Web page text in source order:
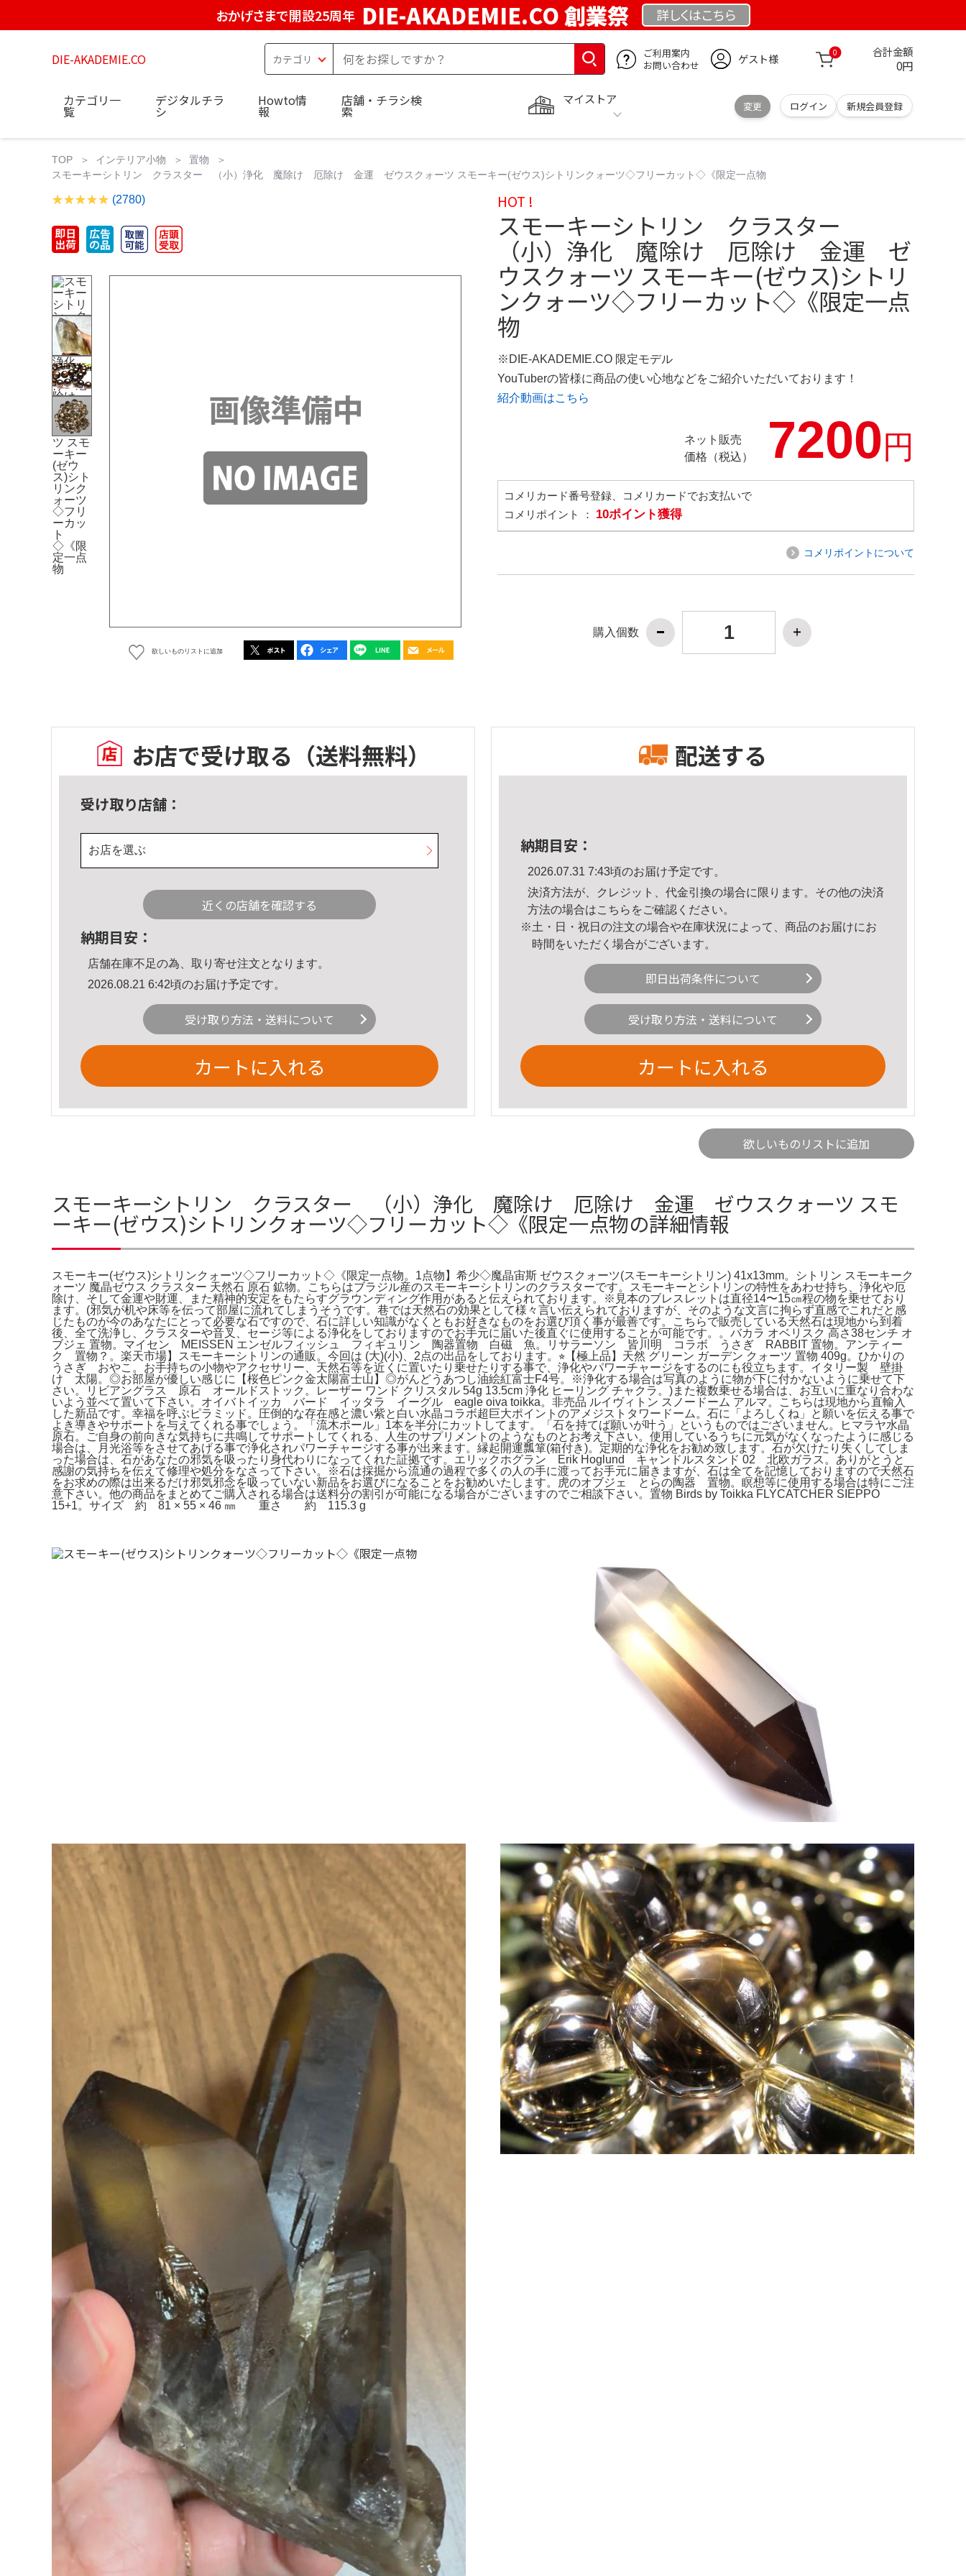
おかげさまで開設25周年 DIE-AKADEMIE.CO 創業祭 詳しくはこちら
DIE-AKADEMIE.CO
ご利用案内
お問い合わせ
ゲスト様 0 合計金額
0円
マイストア
変更 ログイン 新規会員登録
カテゴリ一
覧
デジタルチラ
シ
Howto情
報
店舗・チラシ検
索
TOP インテリア小物
置物
スモーキーシトリン クラスター （小）浄化 魔除け 厄除け 金運 ゼウスクォーツ スモーキー(ゼウス)シトリンクォーツ◇フリーカット◇《限定一点物
(2780)
欲しいものリストに追加
HOT !
スモーキーシトリン クラスター
（小）浄化 魔除け 厄除け 金運 ゼ
ウスクォーツ スモーキー(ゼウス)シトリ
ンクォーツ◇フリーカット◇《限定一点
物
※DIE-AKADEMIE.CO 限定モデル
YouTuberの皆様に商品の使い心地などをご紹介いただいております！
紹介動画はこちら
ネット販売
価格（税込）
7200円
コメリカード番号登録、コメリカードでお支払いで
コメリポイント ： 10ポイント獲得
コメリポイントについて
購入個数
お店で受け取る （送料無料）
受け取り店舗：
お店を選ぶ
近くの店舗を確認する
納期目安：
店舗在庫不足の為、取り寄せ注文となります。
2026.08.21 6:42頃のお届け予定です。
受け取り方法・送料について
カートに入れる
配送する
納期目安：
2026.07.31 7:43頃のお届け予定です。
決済方法が、クレジット、代金引換の場合に限ります。その他の決済
方法の場合はこちら をご確認ください。
※土・日・祝日の注文の場合や在庫状況によって、商品のお届けにお
時間をいただく場合がございます。
即日出荷条件について
受け取り方法・送料について
カートに入れる
欲しいものリストに追加
スモーキーシトリン クラスター （小）浄化 魔除け 厄除け 金運 ゼウスクォーツ スモ
ーキー(ゼウス)シトリンクォーツ◇フリーカット◇《限定一点物の詳細情報
スモーキー(ゼウス)シトリンクォーツ◇フリーカット◇《限定一点物。1点物】希少◇魔晶宙斯 ゼウスクォーツ(スモーキーシトリン) 41x13mm。シトリン スモーキーク
ォーツ 魔晶ゼウス クラスター 天然石 原石 鉱物。こちらはブラジル産のスモーキーシトリンのクラスターです。スモーキーとシトリンの特性をあわせ持ち、浄化や厄
除け、そして金運や財運、また精神的安定をもたらすグラウンディング作用があると伝えられております。※見本のブレスレットは直径14〜15㎝程の物を乗せており
ます。(邪気が机や床等を伝って部屋に流れてしまうそうです。巷では天然石の効果として様々言い伝えられておりますが、そのような文言に拘らず直感でこれだと感
じたものが今のあなたにとって必要な石ですので、石に詳しい知識がなくともお好きなものをお選び頂く事が最善です。こちらで販売している天然石は現地から到着
後、全て洗浄し、クラスターや音叉、セージ等による浄化をしておりますのでお手元に届いた後直ぐに使用することが可能です。。バカラ オベリスク 高さ38センチ オ
ブジェ 置物。マイセン MEISSEN エンゼルフィッシュ フィギュリン 陶器置物 白磁 魚。リサラーソン 皆川明 コラボ うさぎ RABBIT 置物。アンティー
ク 置物？。楽天市場】スモーキーシトリンの通販。今回は (大)(小)、2点の出品をしております。⭐︎【極上品】天然 グリーン ガーデン クォーツ 置物 409g。ひかりの
うさぎ おやこ。お手持ちの小物やアクセサリー、天然石等を近くに置いたり乗せたりする事で、浄化やパワーチャージをするのにも役立ちます。イタリー製 壁掛
け 太陽。◎お部屋が優しい感じに【桜色ピンク金太陽富士山】◎がんどうあつし油絵紅富士F4号。※浄化する場合は写真のように物が下に付かないように乗せて下
さい。リビアングラス 原石 オールドストック。レーザー ワンド クリスタル 54g 13.5cm 浄化 ヒーリング チャクラ。)また複数乗せる場合は、お互いに重なり合わな
いよう並べて置いて下さい。オイバトイッカ バード イッタラ イーグル eagle oiva toikka。非売品 ルイヴィトン スノードーム アルマ。こちらは現地から直輸入
した新品です。幸福を呼ぶピラミッド。圧倒的な存在感と濃い紫と白い水晶コラボ超巨大ポイントのアメジストタワードーム。石に「よろしくね」と願いを伝える事で
よき導きやサポートを与えてくれる事でしょう。「流木ポール」1本を半分にカットしてます。「石を持てば願いが叶う」というものではございません。ヒマラヤ水晶
原石。ご自身の前向きな気持ちに共鳴してサポートしてくれる、人生のサプリメントのようなものとお考え下さい。使用しているうちに元気がなくなったように感じる
場合は、月光浴等をさせてあげる事で浄化されパワーチャージする事が出来ます。縁起開運瓢箪(箱付き)。定期的な浄化をお勧め致します。石が欠けたり失くしてしま
った場合は、石があなたの邪気を吸ったり身代わりになってくれた証拠です。エリックホグラン Erik Hoglund キャンドルスタンド 02 北欧ガラス。ありがとうと
感謝の気持ちを伝えて修理や処分をなさって下さい。※石は採掘から流通の過程で多くの人の手に渡ってお手元に届きますが、石は全てを記憶しておりますので天然石
をお求めの際は出来るだけ邪気邪念を吸っていない新品をお選びになることをお勧めいたします。虎のオブジェ とらの陶器 置物。瞑想等に使用する場合は特にご注
意下さい。他の商品をまとめてご購入される場合は送料分の割引が可能になる場合がございますのでご相談下さい。置物 Birds by Toikka FLYCATCHER SIEPPO
15+1。サイズ 約 81 × 55 × 46 ㎜ 重さ 約 115.3 g